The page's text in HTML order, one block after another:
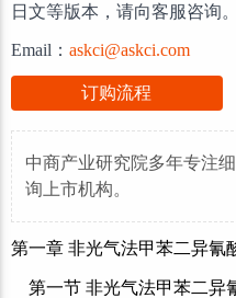
日文等版本，请向客服咨询。
Email： askci@askci.com
订购流程
中商产业研究院多年专注
询上市机构。
第一章 非光气法甲苯二异氰
第一节 非光气法甲苯二异